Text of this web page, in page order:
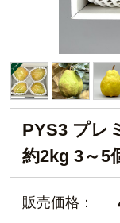
PYS3 プレ
約2kg 3～5
販売価格：